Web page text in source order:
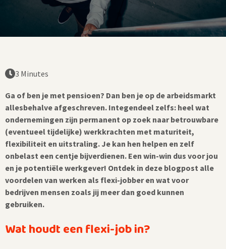
3 Minutes
Ga of ben je met pensioen? Dan ben je op de arbeidsmarkt
allesbehalve afgeschreven. Integendeel zelfs: heel wat
ondernemingen zijn permanent op zoek naar betrouwbare
(eventueel tijdelijke) werkkrachten met maturiteit,
flexibiliteit en uitstraling. Je kan hen helpen en zelf
onbelast een centje bijverdienen. Een win-win dus voor jou
en je potentiële werkgever! Ontdek in deze blogpost alle
voordelen van werken als flexi-jobber en wat voor
bedrijven mensen zoals jij meer dan goed kunnen
gebruiken.
Wat houdt een flexi-job in?